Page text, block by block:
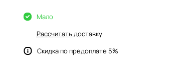
Мало
Рассчитать доставку
Скидка по предоплате 5%